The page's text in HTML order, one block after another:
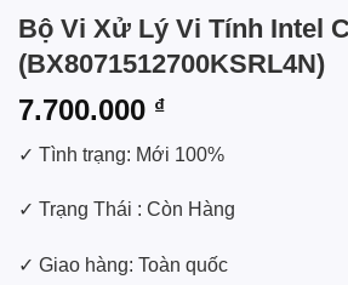
Bộ Vi Xử Lý Vi Tính Intel
(BX8071512700KSRL4N)
7.700.000 ₫
✓ Tình trạng: Mới 100%
✓ Trạng Thái : Còn Hàng
✓ Giao hàng: Toàn quốc